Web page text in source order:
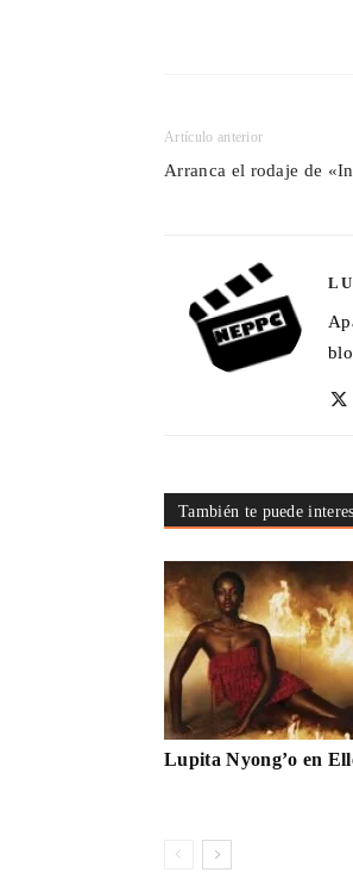
Artículo anterior
Arranca el rodaje de
También te puede
Lupita Nyong’o en